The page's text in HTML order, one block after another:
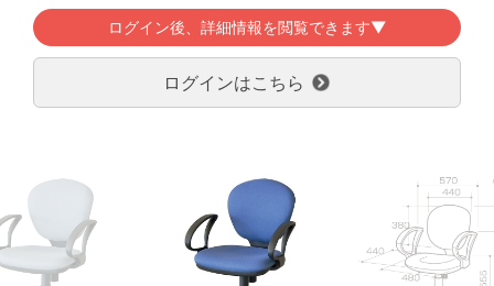
ログイン後、詳細情報を閲覧できます▼
ログインはこちら